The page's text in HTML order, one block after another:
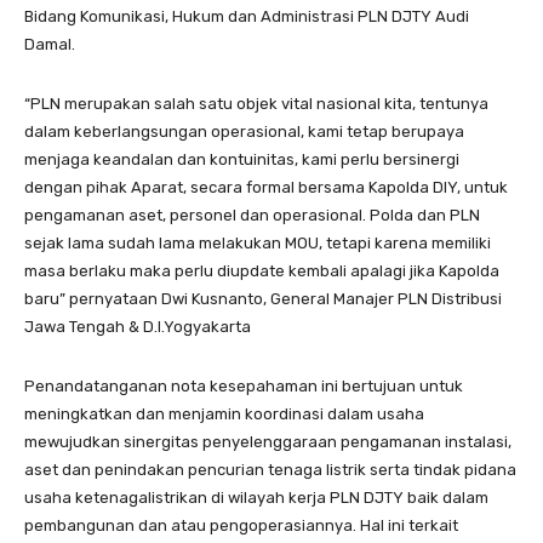
Bidang Komunikasi, Hukum dan Administrasi PLN DJTY Audi
Damal.
“PLN merupakan salah satu objek vital nasional kita, tentunya
dalam keberlangsungan operasional, kami tetap berupaya
menjaga keandalan dan kontuinitas, kami perlu bersinergi
dengan pihak Aparat, secara formal bersama Kapolda DIY, untuk
pengamanan aset, personel dan operasional. Polda dan PLN
sejak lama sudah lama melakukan MOU, tetapi karena memiliki
masa berlaku maka perlu diupdate kembali apalagi jika Kapolda
baru” pernyataan Dwi Kusnanto, General Manajer PLN Distribusi
Jawa Tengah & D.I.Yogyakarta
Penandatanganan nota kesepahaman ini bertujuan untuk
meningkatkan dan menjamin koordinasi dalam usaha
mewujudkan sinergitas penyelenggaraan pengamanan instalasi,
aset dan penindakan pencurian tenaga listrik serta tindak pidana
usaha ketenagalistrikan di wilayah kerja PLN DJTY baik dalam
pembangunan dan atau pengoperasiannya. Hal ini terkait